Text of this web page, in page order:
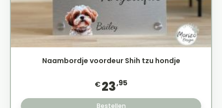
Naambordje voordeur Shih tzu hondje
€23,95
Bestellen